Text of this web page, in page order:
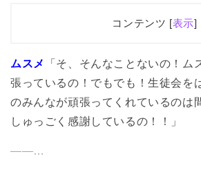
コンテンツ [表示]
コミュニケ―ションに極振りの活動
テーマパークのようなコミュニテ
4 初めての二条城ライブ、裏側での
ムスメ
「そ、そんなことないの！ム
張っているの！でもでも！生徒会を
のみんなが頑張ってくれているのは
しゅっごく感謝しているの！！」
――…